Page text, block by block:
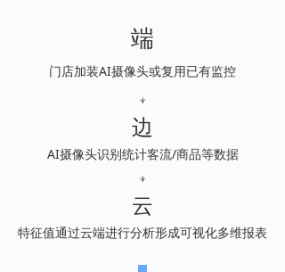
端
门店加装AI摄像头或复用已有监控
⍖
边
AI摄像头识别统计客流/商品等数据
⍖
云
特征值通过云端进行分析形成可视化多维报表